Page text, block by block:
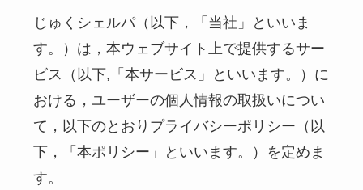
じゅくシェルパ（以下，「当社」といいま
す。）は，本ウェブサイト上で提供するサー
ビス（以下,「本サービス」といいます。）に
おける，ユーザーの個人情報の取扱いについ
て，以下のとおりプライバシーポリシー（以
下，「本ポリシー」といいます。）を定めま
す。